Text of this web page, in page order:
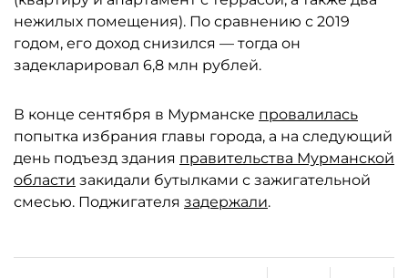
нежилых помещения). По сравнению с 2019
годом, его доход снизился — тогда он
задекларировал 6,8 млн рублей.
В конце сентября в Мурманске провалилась
попытка избрания главы города, а на следующий
день подъезд здания правительства Мурманской
области закидали бутылками с зажигательной
смесью. Поджигателя задержали.